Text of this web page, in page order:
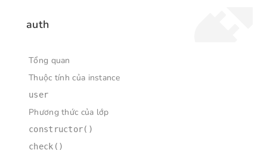
auth
Tổng quan
Thuộc tính của instance
user
Phương thức của lớp
constructor()
check()